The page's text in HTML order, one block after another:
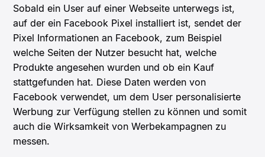
Sobald ein User auf einer Webseite unterwegs ist,
auf der ein Facebook Pixel installiert ist, sendet der
Pixel Informationen an Facebook, zum Beispiel
welche Seiten der Nutzer besucht hat, welche
Produkte angesehen wurden und ob ein Kauf
stattgefunden hat. Diese Daten werden von
Facebook verwendet, um dem User personalisierte
Werbung zur Verfügung stellen zu können und somit
auch die Wirksamkeit von Werbekampagnen zu
messen.